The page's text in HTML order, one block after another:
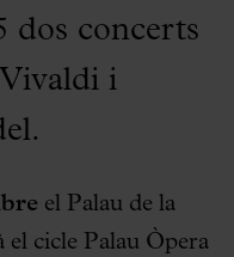
dos concerts
i
el Palau de la
el cicle Palau Òpera